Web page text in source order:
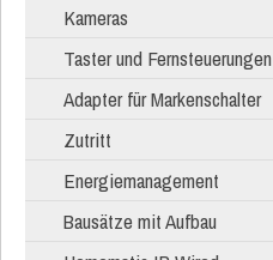
Kameras
Taster und Fernsteuerungen
Adapter für Markenschalter
Zutritt
Energiemanagement
Bausätze mit Aufbau